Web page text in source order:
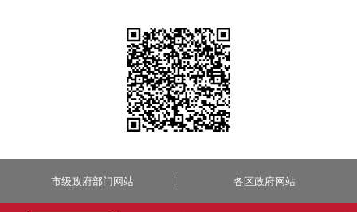
市级政府部门网站 各区政府网站